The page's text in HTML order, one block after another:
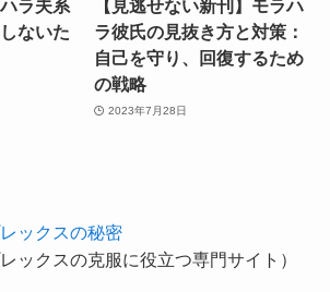
ラ夫系
ないた
【見逃せない新刊】モラハ
ラ彼氏の見抜き方と対策：
自己を守り、回復するため
の戦略
2023年7月28日
ックスの秘密
ックスの克服に役立つ専門サイト）